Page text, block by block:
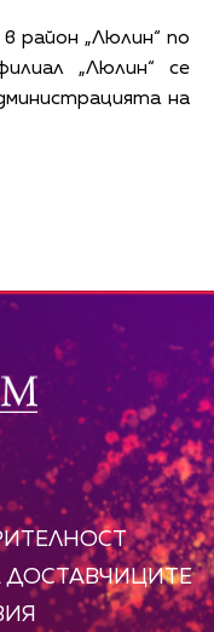
район „Люлин“ по
„Люлин“ се
на
ДОСТАВЧИЦИТЕ